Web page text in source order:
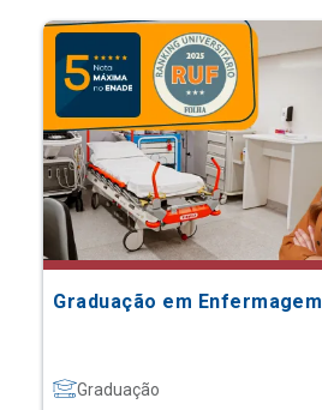
Graduação em Enfermagem
Graduação